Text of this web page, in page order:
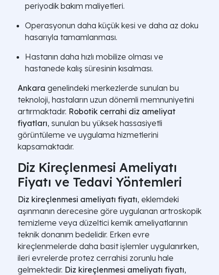
periyodik bakım maliyetleri.
Operasyonun daha küçük kesi ve daha az doku
hasarıyla tamamlanması.
Hastanın daha hızlı mobilize olması ve
hastanede kalış süresinin kısalması.
Ankara genelindeki merkezlerde sunulan bu
teknoloji, hastaların uzun dönemli memnuniyetini
artırmaktadır. Robotik cerrahi diz ameliyat
fiyatları, sunulan bu yüksek hassasiyetli
görüntüleme ve uygulama hizmetlerini
kapsamaktadır.
Diz Kireçlenmesi Ameliyatı
Fiyatı ve Tedavi Yöntemleri
Diz kireçlenmesi ameliyatı fiyatı, eklemdeki
aşınmanın derecesine göre uygulanan artroskopik
temizleme veya düzeltici kemik ameliyatlarının
teknik donanım bedelidir. Erken evre
kireçlenmelerde daha basit işlemler uygulanırken,
ileri evrelerde protez cerrahisi zorunlu hale
gelmektedir. Diz kireçlenmesi ameliyatı fiyatı,